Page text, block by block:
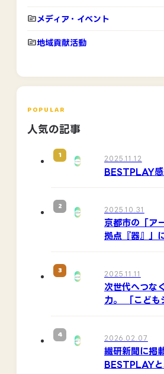
メディア・イベント
地域貢献活動
POPULAR
人気の記事
1 2025.11.12
BESTPLAY
2 2025.10.31
京都市の「ア
拠点『器』」
3 2025.11.11
次世代へつな
力。 「こども
4 2026.02.07
繊研新聞に掲
BESTPLAY